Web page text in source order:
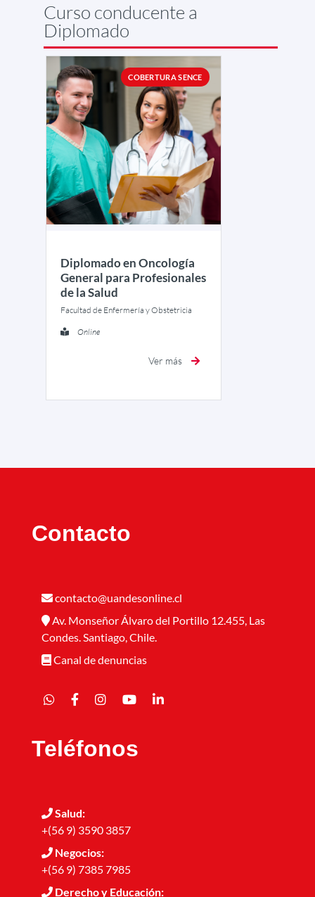
Curso conducente a
Diplomado
COBERTURA SENCE
Diplomado en Oncología
General para Profesionales
de la Salud
Facultad de Enfermería y Obstetricia
Online
Ver más
Contacto
contacto@uandesonline.cl
Av. Monseñor Álvaro del Portillo 12.455, Las
Condes. Santiago, Chile.
Canal de denuncias
Teléfonos
Salud:
+(56 9) 3590 3857
Negocios:
+(56 9) 7385 7985
Derecho y Educación: